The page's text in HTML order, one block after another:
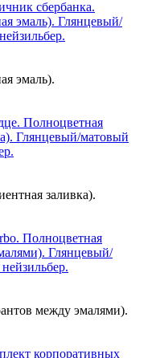
эмаль).
заливка).
между эмалями).